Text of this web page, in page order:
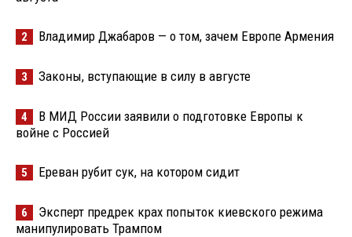
2 Владимир Джабаров — о том, зачем Европе Армения
3 Законы, вступающие в силу в августе
4
В МИД России заявили о подготовке Европы к
войне с Россией
5 Ереван рубит сук, на котором сидит
6
Эксперт предрек крах попыток киевского режима
манипулировать Трампом